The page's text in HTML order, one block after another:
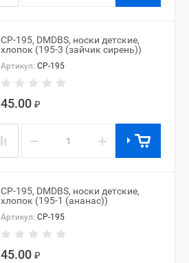
CP-195, DMDBS, носки детские,
хлопок (195-3 (зайчик сирень))
Артикул: CP-195
45.00 ₽
− +
CP-195, DMDBS, носки детские,
хлопок (195-1 (ананас))
Артикул: CP-195
45.00 ₽